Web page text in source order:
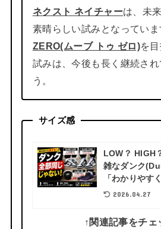
ネクスト ネイチャーは、未
素晴らしい試みとなっていま
ZERO(ムーブ トゥ ゼロ)を
試みは、今後も長く継続され
う。
サイズ感
LOW？ HIGH
雑なダンク
「わかりやす
2026.04.27
↑関連記事をチェ